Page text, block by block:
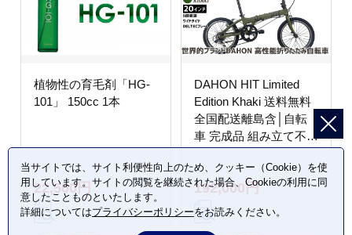
植物性の育毛剤「HG-
101」 150cc 1本
22,500円
DAHON HIT Limited
Edition Khaki 送料無料
全国配送離島含│自転
車 完成品 組み立て不要
転車 サイクリング 新生
活 武田産業 三重県 四
日市市 ふるさと納税
192,000円
当サイトでは、サイト利便性向上のため、クッキー（Cookie）を使
用しています。サイトの閲覧を継続された場合、Cookieの利用に同
意したことものといたします。
詳細についてはプライバシーポリシーをお読みください。